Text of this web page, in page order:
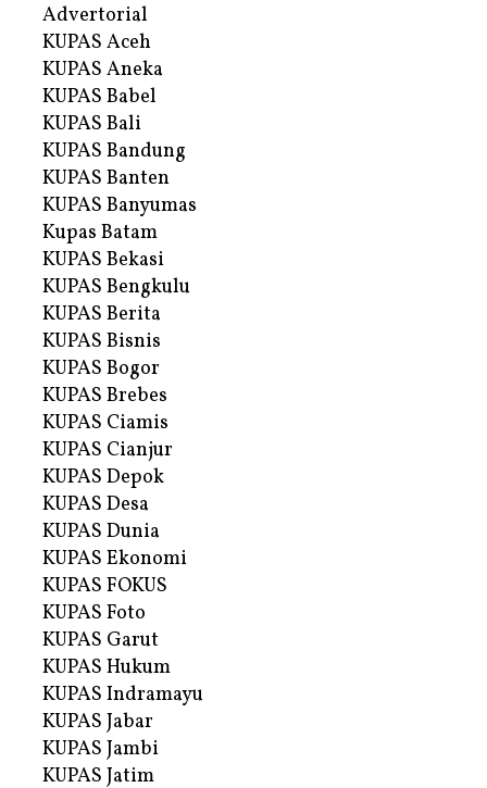
Advertorial
KUPAS Aceh
KUPAS Aneka
KUPAS Babel
KUPAS Bali
KUPAS Bandung
KUPAS Banten
KUPAS Banyumas
Kupas Batam
KUPAS Bekasi
KUPAS Bengkulu
KUPAS Berita
KUPAS Bisnis
KUPAS Bogor
KUPAS Brebes
KUPAS Ciamis
KUPAS Cianjur
KUPAS Depok
KUPAS Desa
KUPAS Dunia
KUPAS Ekonomi
KUPAS FOKUS
KUPAS Foto
KUPAS Garut
KUPAS Hukum
KUPAS Indramayu
KUPAS Jabar
KUPAS Jambi
KUPAS Jatim